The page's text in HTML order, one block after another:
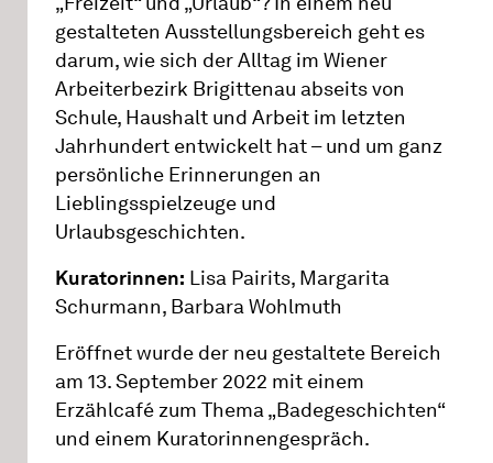
gestalteten Ausstellungsbereich geht es
darum, wie sich der Alltag im Wiener
Arbeiterbezirk Brigittenau abseits von
Schule, Haushalt und Arbeit im letzten
Jahrhundert entwickelt hat – und um ganz
persönliche Erinnerungen an
Lieblingsspielzeuge und
Urlaubsgeschichten.
Kuratorinnen: Lisa Pairits, Margarita
Schurmann, Barbara Wohlmuth
Eröffnet wurde der neu gestaltete Bereich
am 13. September 2022 mit einem
Erzählcafé zum Thema „Badegeschichten“
und einem Kuratorinnengespräch.